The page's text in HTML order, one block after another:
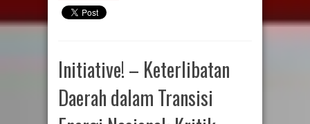
Initiative! – Keterlibatan
Daerah dalam Transisi